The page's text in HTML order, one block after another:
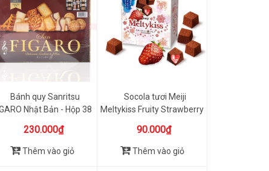
Bánh quy Sanritsu
Nhật Bản - Hộp 38
230.000₫
Thêm vào giỏ
Socola tươi Meiji
Meltykiss Fruity Strawberry
90.000₫
Thêm vào giỏ